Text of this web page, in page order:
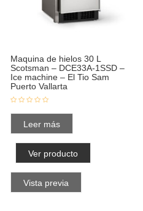
Maquina de hielos 30 L
Scotsman – DCE33A-1SSD –
Ice machine – El Tio Sam
Puerto Vallarta
Leer más
Ver producto
Vista previa